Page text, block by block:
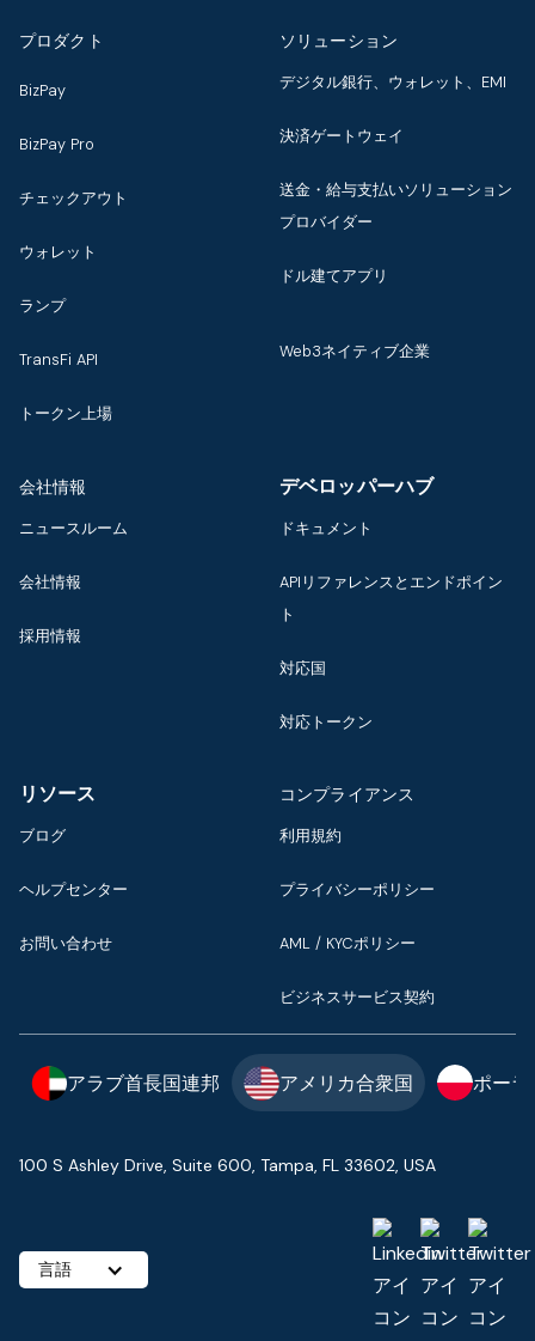
プロダクト
BizPay
BizPay Pro
チェックアウト
ウォレット
ランプ
TransFi API
トークン上場
ソリューション
デジタル銀行、ウォレット、EMI
決済ゲートウェイ
送金・給与支払いソリューション
プロバイダー
ドル建てアプリ
Web3ネイティブ企業
会社情報
ニュースルーム
会社情報
採用情報
デベロッパーハブ
ドキュメント
APIリファレンスとエンドポイン
ト
対応国
対応トークン
リソース
ブログ
ヘルプセンター
お問い合わせ
コンプライアンス
利用規約
プライバシーポリシー
AML / KYCポリシー
ビジネスサービス契約
アラブ首長国連邦 アメリカ合衆国 ポーラ
100 S Ashley Drive, Suite 600, Tampa, FL 33602, USA
言語